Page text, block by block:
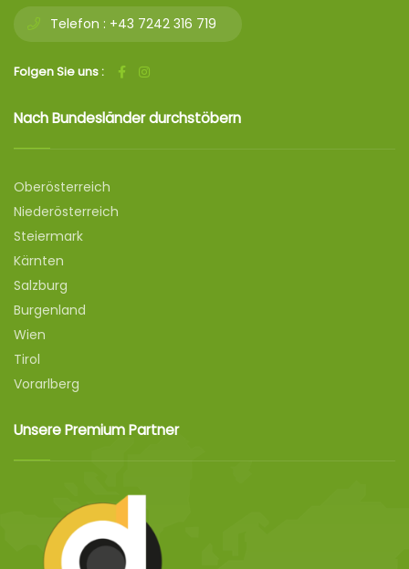
Telefon : +43 7242 316 719
Folgen Sie uns :
Nach Bundesländer durchstöbern
Oberösterreich
Niederösterreich
Steiermark
Kärnten
Salzburg
Burgenland
Wien
Tirol
Vorarlberg
Unsere Premium Partner